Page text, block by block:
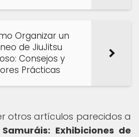
Organizar un
de JiuJitsu
Consejos y
Prácticas
otros artículos parecidos a
Exhibiciones de